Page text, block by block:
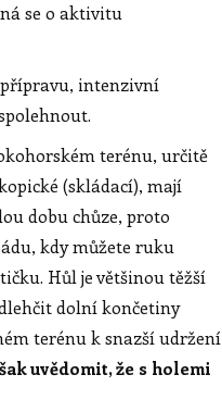
se o aktivitu
intenzivní
terénu, určitě
(skládací), mají
dobu chůze, proto
kdy můžete ruku
Hůl je většinou těžší
dolní končetiny
terénu k snazší udržení
uvědomit, že s holemi